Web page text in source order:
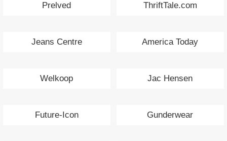
Prelved ThriftTale.com
Jeans Centre America Today
Welkoop Jac Hensen
Future-Icon Gunderwear